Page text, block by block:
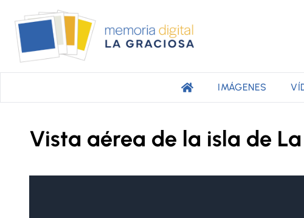
IMÁGENES
Vista aérea de la isla de